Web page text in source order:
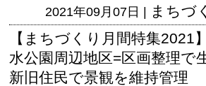
2021年09月07日 | まちづ
【まちづくり月間特集2021
水公園周辺地区=区画整理で
新旧住民で景観を維持管理